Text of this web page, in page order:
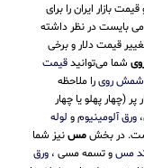
بازار ایران را برای
می بایست در نظر داشته
قیمت دلار و برخی
شما می‌توانیدقیمت
شمش رویرا ملاحظه
پر (چهار پهلو یا چهار
ورق آلومینیومو لوله
در بخشمسنیز شما
مسو تسمه مسی ، ورق